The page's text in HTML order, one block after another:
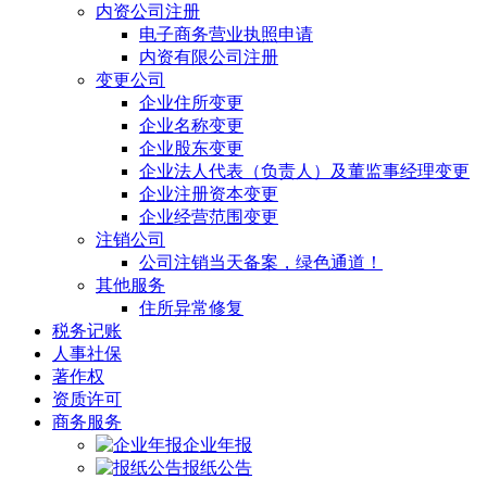
内资公司注册
电子商务营业执照申请
内资有限公司注册
变更公司
企业住所变更
企业名称变更
企业股东变更
企业法人代表（负责人）及董监事经理变更
企业注册资本变更
企业经营范围变更
注销公司
公司注销当天备案，绿色通道！
其他服务
住所异常修复
税务记账
人事社保
著作权
资质许可
商务服务
企业年报
报纸公告